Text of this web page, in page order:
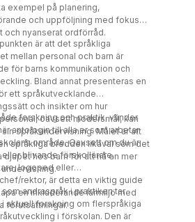
som bidrar till ny didaktisk
sprungen ur och avsedd för
i förskolan.
och forskare i dialog om
dilemman vänder sig till
och annan personal i förskolan
som vill diskutera
sin kunskap och
när det kommer till
i förskolan. Boken är även
som ett bidrag till utvecklingen av
didaktiska kunskapsfält.
exempel på planering,
och uppföljning med fokus
och nyanserat ordförråd.
är att det språkliga
mellan personal och barn är
för barns kommunikation och
Bland annat presenteras en
ett språkutvecklande
och insikter om hur
oavsett modersmål, kan
språkundervisning. Målet är att
språkliga bredden likaväl som det
djupet hos barn för att nå en mer
forskning och praktik, vänder
antologin till alla er som arbetar
område. Oavsett om du är
eller blivande förskollärare,
logoped eller
rektor, är detta en viktig guide
en inkluderande lärmiljö med
förutsättningar.
andraspråk i praktiken tar
aktuell forskning om flerspråkiga
i förskolan. Den är